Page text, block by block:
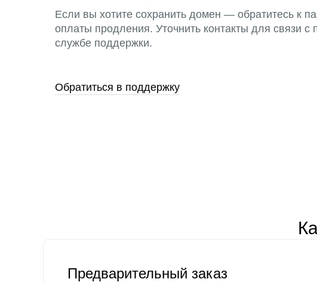
Если вы хотите сохранить домен — обратитесь к
оплаты продления. Уточнить контакты для связи с
службе поддержки.
Обратиться в поддержку
Предварительный заказ